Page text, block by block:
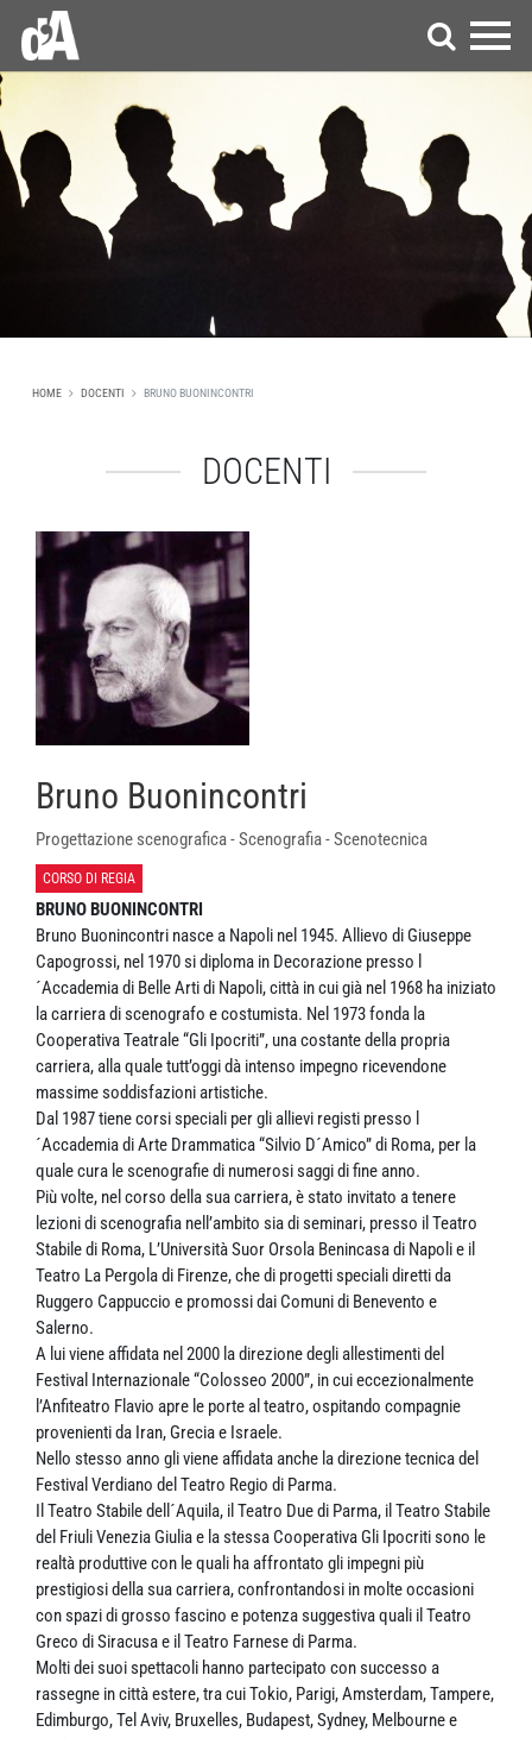
HOME DOCENTI BRUNO BUONINCONTRI
DOCENTI
Bruno Buonincontri
Progettazione scenografica - Scenografia - Scenotecnica
CORSO DI REGIA
BRUNO BUONINCONTRI
Bruno Buonincontri nasce a Napoli nel 1945. Allievo di Giuseppe
Capogrossi, nel 1970 si diploma in Decorazione presso l
´Accademia di Belle Arti di Napoli, città in cui già nel 1968 ha iniziato
la carriera di scenografo e costumista. Nel 1973 fonda la
Cooperativa Teatrale “Gli Ipocriti”, una costante della propria
carriera, alla quale tutt’oggi dà intenso impegno ricevendone
massime soddisfazioni artistiche.
Dal 1987 tiene corsi speciali per gli allievi registi presso l
´Accademia di Arte Drammatica “Silvio D´Amico” di Roma, per la
quale cura le scenografie di numerosi saggi di fine anno.
Più volte, nel corso della sua carriera, è stato invitato a tenere
lezioni di scenografia nell’ambito sia di seminari, presso il Teatro
Stabile di Roma, L’Università Suor Orsola Benincasa di Napoli e il
Teatro La Pergola di Firenze, che di progetti speciali diretti da
Ruggero Cappuccio e promossi dai Comuni di Benevento e
Salerno.
A lui viene affidata nel 2000 la direzione degli allestimenti del
Festival Internazionale “Colosseo 2000”, in cui eccezionalmente
l’Anfiteatro Flavio apre le porte al teatro, ospitando compagnie
provenienti da Iran, Grecia e Israele.
Nello stesso anno gli viene affidata anche la direzione tecnica del
Festival Verdiano del Teatro Regio di Parma.
Il Teatro Stabile dell´Aquila, il Teatro Due di Parma, il Teatro Stabile
del Friuli Venezia Giulia e la stessa Cooperativa Gli Ipocriti sono le
realtà produttive con le quali ha affrontato gli impegni più
prestigiosi della sua carriera, confrontandosi in molte occasioni
con spazi di grosso fascino e potenza suggestiva quali il Teatro
Greco di Siracusa e il Teatro Farnese di Parma.
Molti dei suoi spettacoli hanno partecipato con successo a
rassegne in città estere, tra cui Tokio, Parigi, Amsterdam, Tampere,
Edimburgo, Tel Aviv, Bruxelles, Budapest, Sydney, Melbourne e